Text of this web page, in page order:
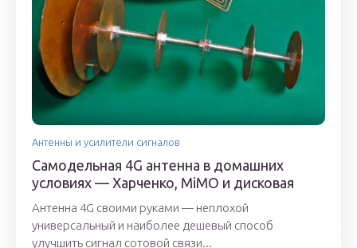
Антенны и усилители сигналов
Самодельная 4G антенна в домашних
условиях — Харченко, MiMO и дисковая
Антенна 4G своими руками — неплохой
универсальный и наиболее дешевый способ
улучшить сигнал сотовой связи...